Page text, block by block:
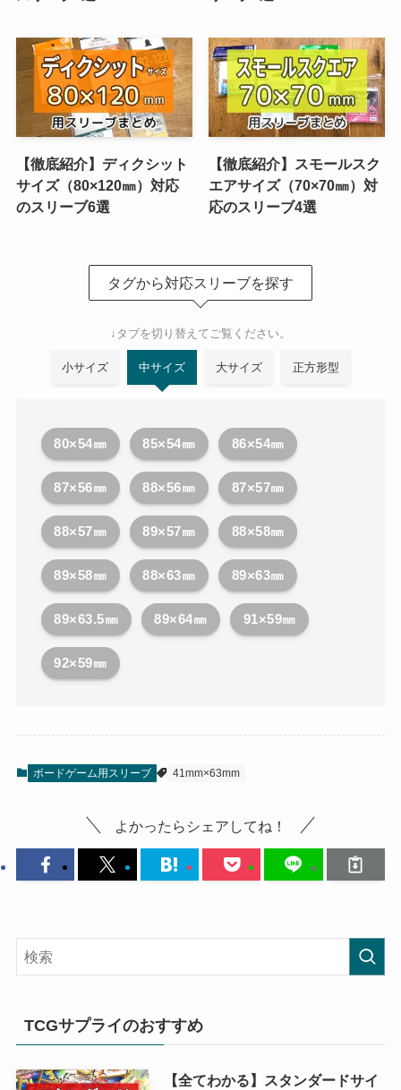
【徹底紹介】ディクシット
サイズ（80×120㎜）対応
のスリーブ6選
【徹底紹介】スモールスク
エアサイズ（70×70㎜）対
応のスリーブ4選
タグから対応スリーブを探す
↓タブを切り替えてご覧ください。
小サイズ 中サイズ 大サイズ 正方形型
80×54㎜ 85×54㎜ 86×54㎜
87×56㎜ 88×56㎜ 87×57㎜
88×57㎜ 89×57㎜ 88×58㎜
89×58㎜ 88×63㎜ 89×63㎜
89×63.5㎜ 89×64㎜ 91×59㎜
92×59㎜
ボードゲーム用スリーブ 41mm×63mm
よかったらシェアしてね！
TCGサプライのおすすめ
【全てわかる】スタンダードサイ